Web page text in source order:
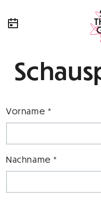
Vorname *
Nachname *